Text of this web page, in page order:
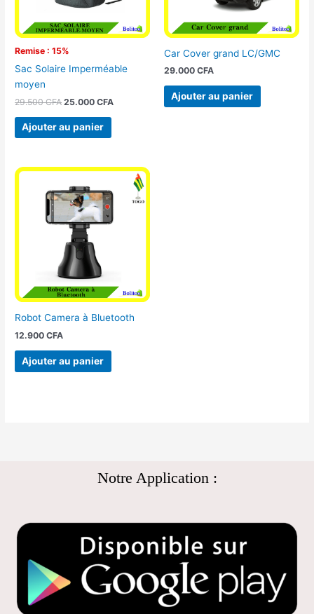
Remise : 15%
Sac Solaire Imperméable
moyen
29.500CFA 25.000CFA
Ajouter au panier
Car Cover grand LC/GMC
29.000 CFA
Ajouter au panier
Robot Camera à Bluetooth
12.900CFA
Ajouter au panier
Notre Application :